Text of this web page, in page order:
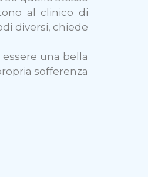
al clinico di
diversi, chiede
una bella
sofferenza